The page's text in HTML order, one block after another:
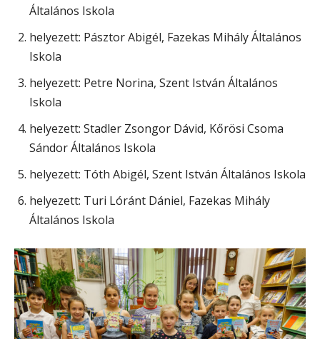
Általános Iskola
helyezett: Pásztor Abigél, Fazekas Mihály Általános
Iskola
helyezett: Petre Norina, Szent István Általános
Iskola
helyezett: Stadler Zsongor Dávid, Kőrösi Csoma
Sándor Általános Iskola
helyezett: Tóth Abigél, Szent István Általános Iskola
helyezett: Turi Lóránt Dániel, Fazekas Mihály
Általános Iskola